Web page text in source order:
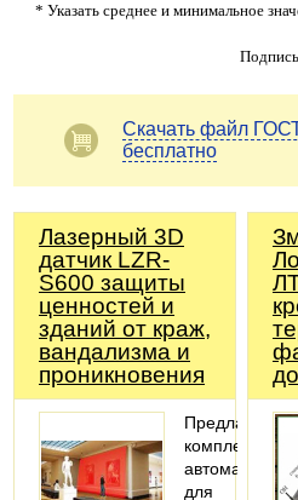
* Указать среднее и минимальное
Скачать файл
бесплатно
Лазерный 3D
датчик LZR-
S600 защиты
ценностей и
зданий от краж,
вандализма и
проникновения
Предлагаем
комплекты
автоматики
для